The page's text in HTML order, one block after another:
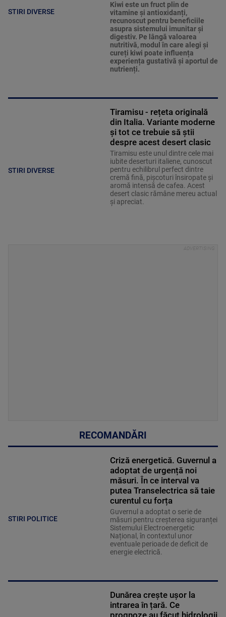
STIRI DIVERSE
Kiwi este un fruct plin de
vitamine și antioxidanți,
recunoscut pentru beneficiile
asupra sistemului imunitar și
digestiv. Pe lângă valoarea
nutritivă, modul în care alegi și
cureți kiwi poate influența
experiența gustativă și aportul de
nutrienți.
STIRI DIVERSE
Tiramisu - rețeta originală
din Italia. Variante moderne
și tot ce trebuie să știi
despre acest desert clasic
Tiramisu este unul dintre cele mai
iubite deserturi italiene, cunoscut
pentru echilibrul perfect dintre
cremă fină, pișcoturi însiropate și
aromă intensă de cafea. Acest
desert clasic rămâne mereu actual
și apreciat.
RECOMANDĂRI
STIRI POLITICE
Criză energetică. Guvernul a
adoptat de urgență noi
măsuri. În ce interval va
putea Transelectrica să taie
curentul cu forța
Guvernul a adoptat o serie de
măsuri pentru creșterea siguranței
Sistemului Electroenergetic
Național, în contextul unor
eventuale perioade de deficit de
energie electrică.
Dunărea crește ușor la
intrarea în țară. Ce